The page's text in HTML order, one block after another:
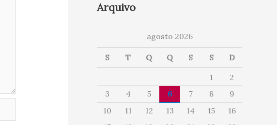
Arquivo
agosto 2026
S T Q Q S S D
1
2
3
4 5 6 7 8
9
10
11 12 13 14 15
16